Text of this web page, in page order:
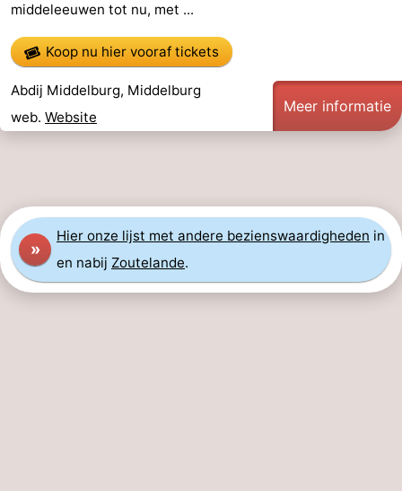
middeleeuwen tot nu, met ...
Koop nu hier vooraf tickets
Abdij Middelburg, Middelburg
web. Website
Meer informatie
»
Hier onze lijst met andere bezienswaardigheden in
en nabij Zoutelande.